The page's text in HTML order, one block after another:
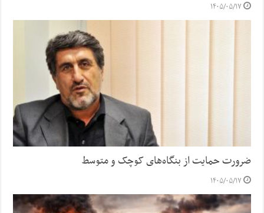
۱۴۰۵/۰۵/۱۷
ضرورت حمایت از بنگاه‌های کوچک و متوسط
۱۴۰۵/۰۵/۱۷